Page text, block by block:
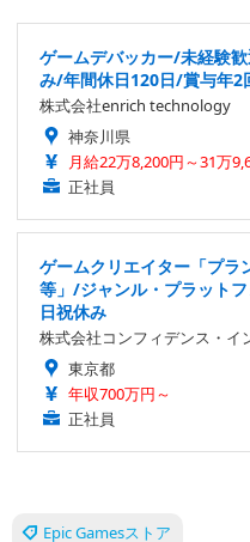
ゲームデバッカー/未経験
み/年間休日120日/賞与年2
株式会社enrich technology
神奈川県
月給22万8,200円～31万
正社員
ゲームクリエイター「プラ
等」/ジャンル・プラット
日祝休み
株式会社コンフィデンス・イ
東京都
年収700万円～
正社員
Epic Gamesストア